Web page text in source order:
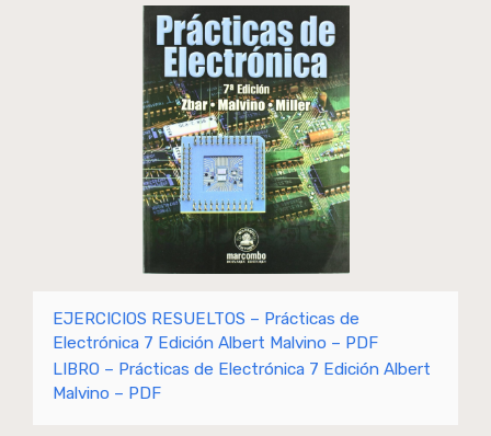
EJERCICIOS RESUELTOS – Prácticas de
Electrónica 7 Edición Albert Malvino – PDF
LIBRO – Prácticas de Electrónica 7 Edición Albert
Malvino – PDF